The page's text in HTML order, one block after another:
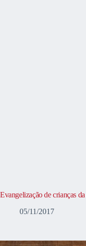
Evangelização de crianças
05/11/2017